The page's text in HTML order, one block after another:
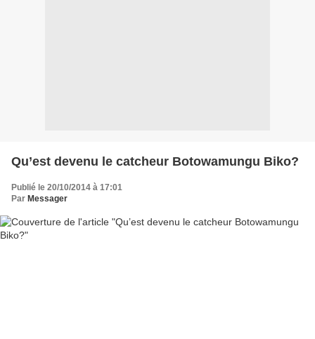
Qu’est devenu le catcheur Botowamungu Biko?
Publié le 20/10/2014 à 17:01
Par Messager